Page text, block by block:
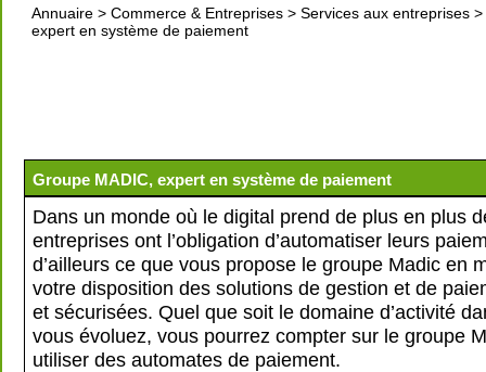
Annuaire > Commerce & Entreprises > Services aux entreprises >
expert en système de paiement
Groupe MADIC, expert en système de paiement
Dans un monde où le digital prend de plus en plus
entreprises ont l’obligation d’automatiser leurs
d’ailleurs ce que vous propose le groupe Madic en
votre disposition des solutions de gestion et de
et sécurisées. Quel que soit le domaine d’activité
vous évoluez, vous pourrez compter sur le groupe
utiliser des automates de paiement.